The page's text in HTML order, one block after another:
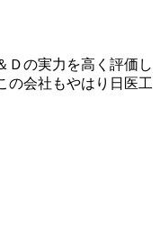
Ｄの実力を高く評価し
の会社もやはり日医工